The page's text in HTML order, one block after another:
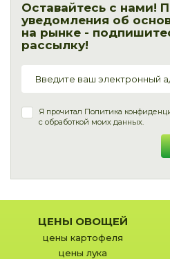
Оставайтесь с нами!
уведомления об
на рынке -
рассылку!
Я прочитал Политика
с обработкой моих данных.
ЦЕНЫ ОВОЩЕЙ
цены картофеля
цены лука